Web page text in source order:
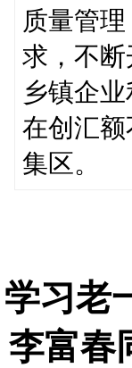
质量管
求，不
乡镇企
在创汇
集区。
学习老
李富春